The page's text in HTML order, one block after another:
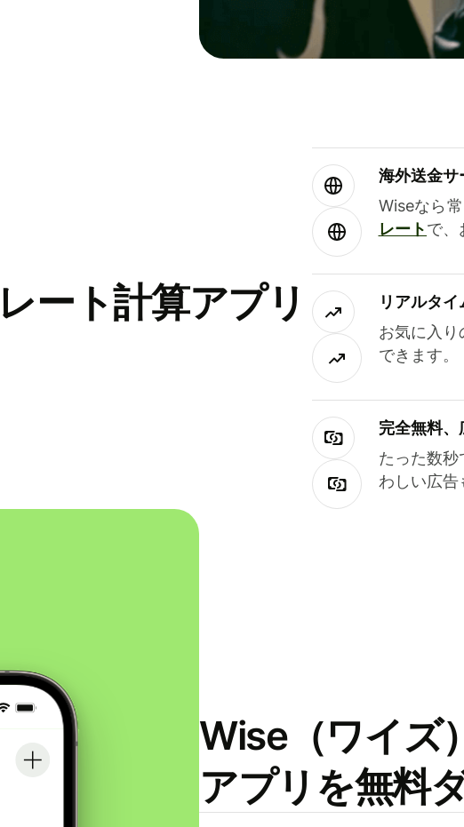
ート計算アプリ
海外送金サ
Wiseなら
レートで、
リアルタ
お気に入
できます。
完全無料、
たった数
わしい広告
Wise（ワイズ
アプリを無料